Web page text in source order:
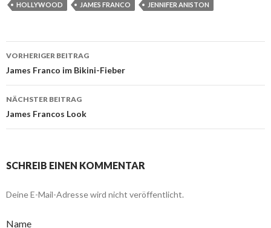
HOLLYWOOD JAMES FRANCO JENNIFER ANISTON
Beitragsnavigation
VORHERIGER BEITRAG
James Franco im Bikini-Fieber
NÄCHSTER BEITRAG
James Francos Look
SCHREIB EINEN KOMMENTAR
Deine E-Mail-Adresse wird nicht veröffentlicht.
Name